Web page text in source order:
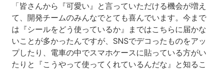
「皆さんから『可愛い』と言っていただける機会が増え
て、開発チームのみんなでとても喜んでいます。今まで
は『シールをどう使っているか』まではこちらに届かな
いことが多かったんですが、SNSでデコったものをアッ
プしたり、電車の中でスマホケースに貼っている方がい
たりと『こうやって使ってくれているんだな』と知るこ